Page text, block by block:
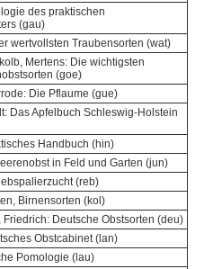
des praktischen
(gau)
wertvollsten Traubensorten (wat)
Mertens: Die wichtigsten
(goe)
Die Pflaume (gue)
Das Apfelbuch Schleswig-Holstein
Handbuch (hin)
in Feld und Garten (jun)
(reb)
Birnensorten (kol)
Friedrich: Deutsche Obstsorten (deu)
Obstcabinet (lan)
Pomologie (lau)